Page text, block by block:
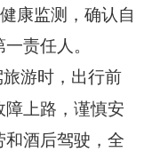
康监测，确认自
责任人。
旅游时，出行前
上路，谨慎安
酒后驾驶，全